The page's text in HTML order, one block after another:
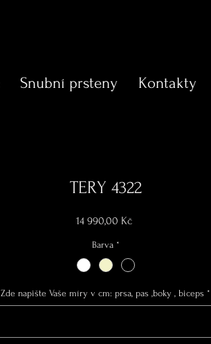
Snubní prsteny Kontakty
TERY 4322
14 990,00 KčCena
Barva *
Zde napište Vaše míry v cm: prsa, pas ,boky , biceps *